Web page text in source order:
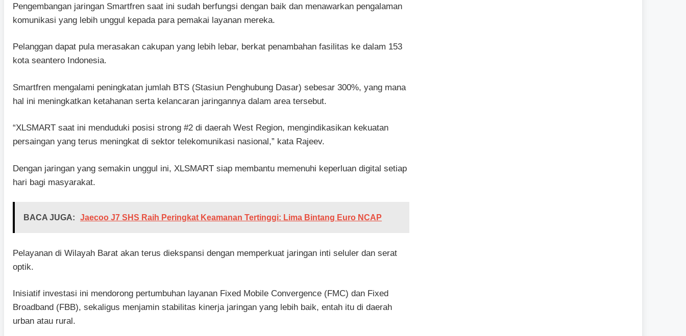
Pengembangan jaringan Smartfren saat ini sudah berfungsi dengan baik dan menawarkan pengalaman
komunikasi yang lebih unggul kepada para pemakai layanan mereka.
Pelanggan dapat pula merasakan cakupan yang lebih lebar, berkat penambahan fasilitas ke dalam 153
kota seantero Indonesia.
Smartfren mengalami peningkatan jumlah BTS (Stasiun Penghubung Dasar) sebesar 300%, yang mana
hal ini meningkatkan ketahanan serta kelancaran jaringannya dalam area tersebut.
“XLSMART saat ini menduduki posisi strong #2 di daerah West Region, mengindikasikan kekuatan
persaingan yang terus meningkat di sektor telekomunikasi nasional,” kata Rajeev.
Dengan jaringan yang semakin unggul ini, XLSMART siap membantu memenuhi keperluan digital setiap
hari bagi masyarakat.
BACA JUGA: Jaecoo J7 SHS Raih Peringkat Keamanan Tertinggi: Lima Bintang Euro NCAP
Pelayanan di Wilayah Barat akan terus diekspansi dengan memperkuat jaringan inti seluler dan serat
optik.
Inisiatif investasi ini mendorong pertumbuhan layanan Fixed Mobile Convergence (FMC) dan Fixed
Broadband (FBB), sekaligus menjamin stabilitas kinerja jaringan yang lebih baik, entah itu di daerah
urban atau rural.